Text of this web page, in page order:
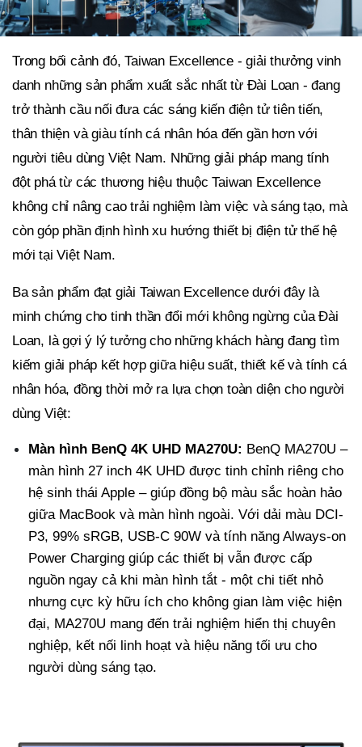
Trong bối cảnh đó, Taiwan Excellence - giải thưởng vinh
danh những sản phẩm xuất sắc nhất từ Đài Loan - đang
trở thành cầu nối đưa các sáng kiến điện tử tiên tiến,
thân thiện và giàu tính cá nhân hóa đến gần hơn với
người tiêu dùng Việt Nam. Những giải pháp mang tính
đột phá từ các thương hiệu thuộc Taiwan Excellence
không chỉ nâng cao trải nghiệm làm việc và sáng tạo, mà
còn góp phần định hình xu hướng thiết bị điện tử thế hệ
mới tại Việt Nam.
Ba sản phẩm đạt giải Taiwan Excellence dưới đây là
minh chứng cho tinh thần đổi mới không ngừng của Đài
Loan, là gợi ý lý tưởng cho những khách hàng đang tìm
kiếm giải pháp kết hợp giữa hiệu suất, thiết kế và tính cá
nhân hóa, đồng thời mở ra lựa chọn toàn diện cho người
dùng Việt:
Màn hình BenQ 4K UHD MA270U: BenQ MA270U –
màn hình 27 inch 4K UHD được tinh chỉnh riêng cho
hệ sinh thái Apple – giúp đồng bộ màu sắc hoàn hảo
giữa MacBook và màn hình ngoài. Với dải màu DCI-
P3, 99% sRGB, USB-C 90W và tính năng Always-on
Power Charging giúp các thiết bị vẫn được cấp
nguồn ngay cả khi màn hình tắt - một chi tiết nhỏ
nhưng cực kỳ hữu ích cho không gian làm việc hiện
đại, MA270U mang đến trải nghiệm hiển thị chuyên
nghiệp, kết nối linh hoạt và hiệu năng tối ưu cho
người dùng sáng tạo.